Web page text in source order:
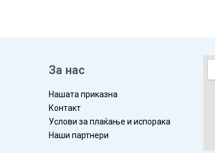
За нас
Нашата приказна
Контакт
Услови за плаќање и испорака
Наши партнери